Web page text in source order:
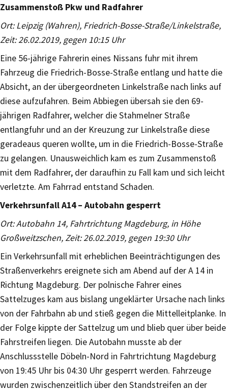
Zusammenstoß Pkw und Radfahrer
Ort: Leipzig (Wahren), Friedrich-Bosse-Straße/Linkelstraße,
Zeit: 26.02.2019, gegen 10:15 Uhr
Eine 56-jährige Fahrerin eines Nissans fuhr mit ihrem
Fahrzeug die Friedrich-Bosse-Straße entlang und hatte die
Absicht, an der übergeordneten Linkelstraße nach links auf
diese aufzufahren. Beim Abbiegen übersah sie den 69-
jährigen Radfahrer, welcher die Stahmelner Straße
entlangfuhr und an der Kreuzung zur Linkelstraße diese
geradeaus queren wollte, um in die Friedrich-Bosse-Straße
zu gelangen. Unausweichlich kam es zum Zusammenstoß
mit dem Radfahrer, der daraufhin zu Fall kam und sich leicht
verletzte. Am Fahrrad entstand Schaden.
Verkehrsunfall A14 – Autobahn gesperrt
Ort: Autobahn 14, Fahrtrichtung Magdeburg, in Höhe
Großweitzschen, Zeit: 26.02.2019, gegen 19:30 Uhr
Ein Verkehrsunfall mit erheblichen Beeinträchtigungen des
Straßenverkehrs ereignete sich am Abend auf der A 14 in
Richtung Magdeburg. Der polnische Fahrer eines
Sattelzuges kam aus bislang ungeklärter Ursache nach links
von der Fahrbahn ab und stieß gegen die Mittelleitplanke. In
der Folge kippte der Sattelzug um und blieb quer über beide
Fahrstreifen liegen. Die Autobahn musste ab der
Anschlussstelle Döbeln-Nord in Fahrtrichtung Magdeburg
von 19:45 Uhr bis 04:30 Uhr gesperrt werden. Fahrzeuge
wurden zwischenzeitlich über den Standstreifen an der